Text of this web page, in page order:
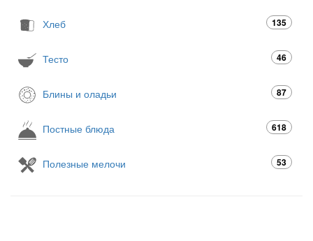
Хлеб 135
Тесто 46
Блины и оладьи 87
Постные блюда 618
Полезные мелочи 53